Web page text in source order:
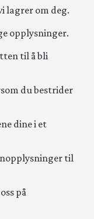
lagrer om deg.
opplysninger.
til å bli
du bestrider
dine i et
til
på